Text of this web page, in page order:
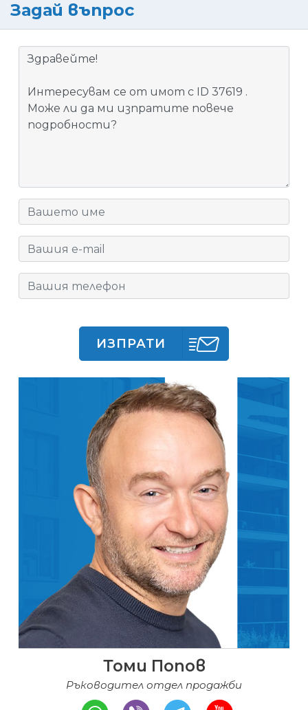
Задай въпрос
ИЗПРАТИ
Томи Попов
Ръководител отдел продажби